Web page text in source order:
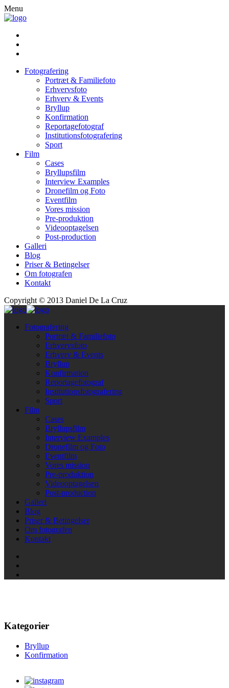
Menu
Fotografering
Portræt & Familiefoto
Erhvervsfoto
Erhverv & Events
Bryllup
Konfirmation
Reportagefotograf
Institutionsfotografering
Sport
Film
Cases
Bryllupsfilm
Interview Examples
Dronefilm og Foto
Eventfilm
Vores mission
Pre-produktion
Videooptagelsen
Post-production
Galleri
Blog
Priser & Betingelser
Om fotografen
Kontakt
Copyright © 2013 Daniel De La Cruz
Fotografering
Portræt & Familiefoto
Erhvervsfoto
Erhverv & Events
Bryllup
Konfirmation
Reportagefotograf
Institutionsfotografering
Sport
Film
Cases
Bryllupsfilm
Interview Examples
Dronefilm og Foto
Eventfilm
Vores mission
Pre-produktion
Videooptagelsen
Post-production
Galleri
Blog
Priser & Betingelser
Om fotografen
Kontakt
Kategorier
Bryllup
Konfirmation